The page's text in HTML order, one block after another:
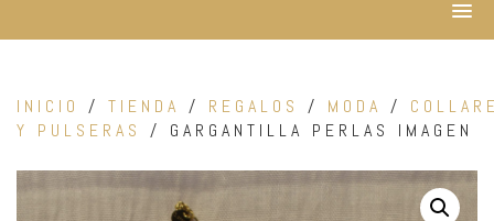
INICIO / TIENDA / REGALOS / MODA /
Y PULSERAS
/ GARGANTILLA PERLAS IMAGEN